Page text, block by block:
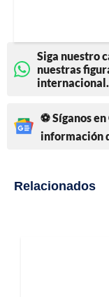
Siga nuestro
nuestras
internacional.
⚽ Síganos
información
Relacionados